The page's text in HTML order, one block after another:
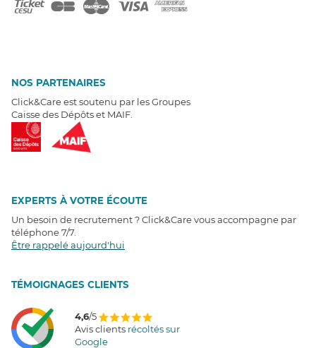
NOS PARTENAIRES
Click&Care est soutenu par les Groupes
Caisse des Dépôts et MAIF.
EXPERTS À VOTRE ÉCOUTE
Un besoin de recrutement ? Click&Care vous accompagne par
téléphone 7/7
Être rappelé aujourd'hui
TÉMOIGNAGES CLIENTS
4,6/5
Avis clients récoltés sur
Google